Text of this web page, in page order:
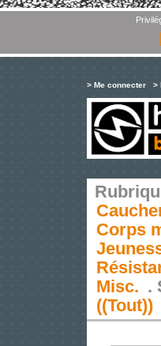
> Me connecter >
Corps
Misc. .
((Tout))